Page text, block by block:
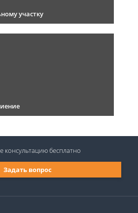
участку
Задать вопрос
консультациюбесплатно